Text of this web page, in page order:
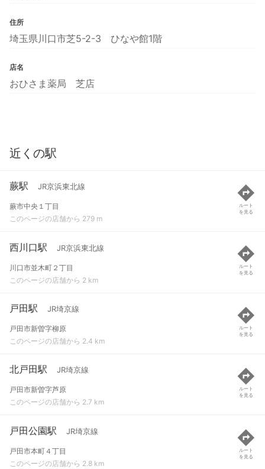
住所
埼玉県川口市芝5-2-3 ひなや館1階
店名
おひさま薬局 芝店
近くの駅
蕨駅 JR京浜東北線
蕨市中央１丁目
このページの店舗から 279 m
ルート
を見る
西川口駅 JR京浜東北線
川口市並木町２丁目
このページの店舗から 2 km
ルート
を見る
戸田駅 JR埼京線
戸田市新曽字柳原
このページの店舗から 2.4 km
ルート
を見る
北戸田駅 JR埼京線
戸田市新曽字芦原
このページの店舗から 2.7 km
ルート
を見る
戸田公園駅 JR埼京線
戸田市本町４丁目
このページの店舗から 2.8 km
ルート
を見る